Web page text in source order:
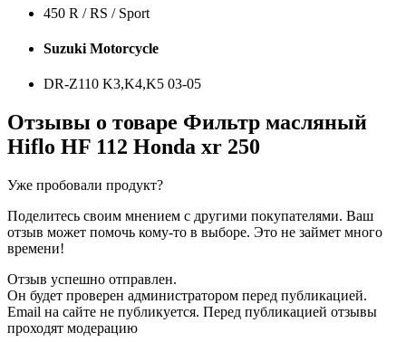
450 R / RS / Sport
Suzuki Motorcycle
DR-Z110 K3,K4,K5 03-05
Отзывы о товаре Фильтр масляный
Hiflo HF 112 Honda xr 250
Уже пробовали продукт?
Поделитесь своим мнением с другими покупателями. Ваш
отзыв может помочь кому-то в выборе. Это не займет много
времени!
Отзыв успешно отправлен.
Он будет проверен администратором перед публикацией.
Email на сайте не публикуется. Перед публикацией отзывы
проходят модерацию